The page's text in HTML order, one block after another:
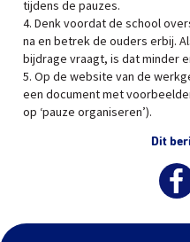
tijdens de pauzes.
4. Denk voordat de school
na en betrek de ouders erbij.
bijdrage vraagt, is dat minder
5. Op de website van de
een document met
op ‘pauze organiseren’).
Dit